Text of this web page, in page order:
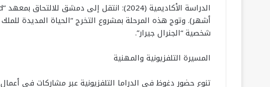
أشهر). وتوج هذه المرحلة بمشروع التخرج “الحياة المديدة
شخصية “الجنرال جيرار”.
المسيرة التلفزيونية والمهنية
تنوع حضور دغوظ في الدراما التلفزيونية عبر مشاركات في